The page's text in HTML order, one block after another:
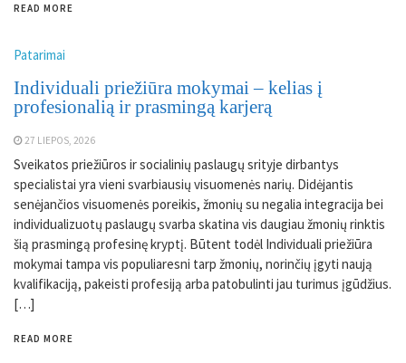
READ MORE
Patarimai
Individuali priežiūra mokymai – kelias į
profesionalią ir prasmingą karjerą
27 LIEPOS, 2026
Sveikatos priežiūros ir socialinių paslaugų srityje dirbantys
specialistai yra vieni svarbiausių visuomenės narių. Didėjantis
senėjančios visuomenės poreikis, žmonių su negalia integracija bei
individualizuotų paslaugų svarba skatina vis daugiau žmonių rinktis
šią prasmingą profesinę kryptį. Būtent todėl Individuali priežiūra
mokymai tampa vis populiaresni tarp žmonių, norinčių įgyti naują
kvalifikaciją, pakeisti profesiją arba patobulinti jau turimus įgūdžius.
[…]
READ MORE